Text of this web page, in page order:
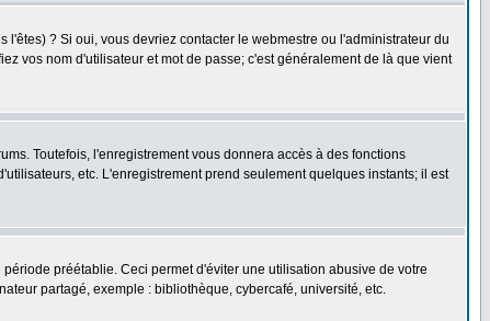
? Si oui, vous devriez contacter le webmestre ou l'administrateur du
vos nom d'utilisateur et mot de passe; c'est généralement de là que vient
Toutefois, l'enregistrement vous donnera accès à des fonctions
etc. L'enregistrement prend seulement quelques instants; il est
préétablie. Ceci permet d'éviter une utilisation abusive de votre
partagé, exemple : bibliothèque, cybercafé, université, etc.